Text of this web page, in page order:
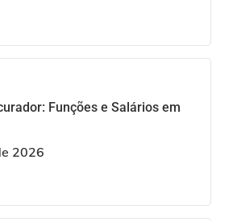
Funções e Salários em
2026